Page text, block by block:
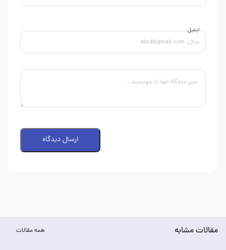
ایمیل
ارسال دیدگاه
مقالات مشابه همه مقالات